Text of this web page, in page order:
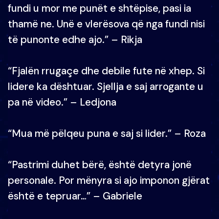
fundi u mor me punët e shtëpise, pasi ia
thamë ne. Unë e vlerësova që nga fundi nisi
të punonte edhe ajo.” – Rikja
“Fjalën rrugaçe dhe debile fute në xhep. Si
lidere ka dështuar. Sjellja e saj arrogante u
pa në video.” – Ledjona
“Mua më pëlqeu puna e saj si lider.” – Roza
“Pastrimi duhet bërë, është detyra jonë
personale. Por mënyra si ajo imponon gjërat
është e tepruar…” – Gabriele